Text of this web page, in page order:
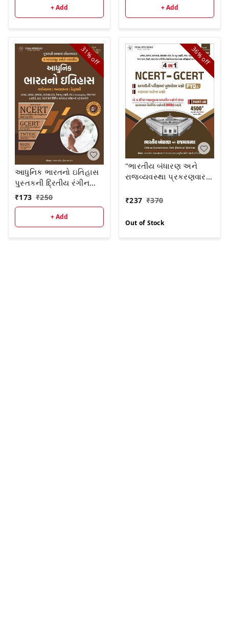
+ Add + Add
31%
off
આધુનિક ભારતનો ઇતિહાસ
પુસ્તકની દ્રિતીય રંગીન
આવૃત્તિ - 2026 NCERT /
GCERT
₹173 ₹250
+ Add
36%
off
"ભારતીય બંધારણ અને
રાજવ્યવસ્થા પ્રકરણવાર
(MCQs)" PYQ PART 3 B
₹237 ₹370
Out of Stock